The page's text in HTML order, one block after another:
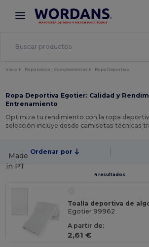
× App de Wordans
¡Mejores precios en app!
Inicio Ropa básica | Complementos Ropa Deportiva
Ropa Deportiva Egotier: Calidad y
Entrenamiento
Optimiza tu rendimiento con la ropa
selección incluye desde camisetas técnicas
Ordenar por
4 resultados.
Made
in PT
Toalla deportiva de
Egotier 99962
A partir de:
2,61 €